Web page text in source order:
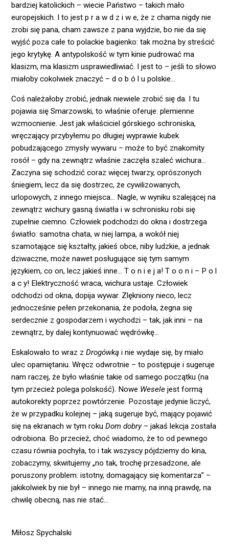
bardziej katolickich – wiecie Państwo – takich mało
europejskich. I to jest p r a w d z i w e, że z chama nigdy nie
zrobi się pana, cham zawsze z pana wyjdzie, bo nie da się
wyjść poza całe to polackie bagienko: tak można by streścić
jego krytykę. A antypolskość w tym kinie pudrować ma
klasizm, ma klasizm usprawiedliwiać. I jest to – jeśli to słowo
miałoby cokolwiek znaczyć – d o b ó l u polskie…
Coś należałoby zrobić, jednak niewiele zrobić się da. I tu
pojawia się Smarzowski, to właśnie oferuje: plemienne
wzmocnienie. Jest jak właściciel górskiego schroniska,
wręczający przybyłemu po długiej wyprawie kubek
pobudzającego zmysły wywaru – może to być znakomity
rosół – gdy na zewnątrz właśnie zaczęła szaleć wichura…
Zaczyna się schodzić coraz więcej twarzy, oprószonych
śniegiem, lecz da się dostrzec, że cywilizowanych,
urlopowych, z innego miejsca… Nagle, w wyniku szalejącej na
zewnątrz wichury gasną światła i w schronisku robi się
zupełnie ciemno. Człowiek podchodzi do okna i dostrzega
światło: samotna chata, w niej lampa, a wokół niej
szamotające się kształty, jakieś obce, niby ludzkie, a jednak
dziwaczne, może nawet posługujące się tym samym
językiem, co on, lecz jakieś inne… T o n i e j a! T o o n i – P o l
a c y! Elektryczność wraca, wichura ustaje. Człowiek
odchodzi od okna, dopija wywar. Zlękniony nieco, lecz
jednocześnie pełen przekonania, że podoła, żegna się
serdecznie z gospodarzem i wychodzi – tak, jak inni – na
zewnątrz, by dalej kontynuować wędrówkę…
Eskalowało to wraz zDrogówką i nie wydaje się, by miało
ulec opamiętaniu. Wręcz odwrotnie – to postępuje i sugeruje
nam raczej, że było właśnie takie od samego początku (na
tym przecież polega polskość). Nowe Weselejest formą
autokorekty poprzez powtórzenie. Pozostaje jedynie liczyć,
że w przypadku kolejnej – jaką sugeruje być, mający pojawić
się na ekranach w tym rokuDom dobry– jakaś lekcja została
odrobiona. Bo przecież, choć wiadomo, że to od pewnego
czasu równia pochyła, to i tak wszyscy pójdziemy do kina,
zobaczymy, skwitujemy „no tak, trochę przesadzone, ale
poruszony problem: istotny, domagający się komentarza” –
jakikolwiek by nie był – innego nie mamy, na inną prawdę, na
chwilę obecną, nas nie stać…
Miłosz Spychalski